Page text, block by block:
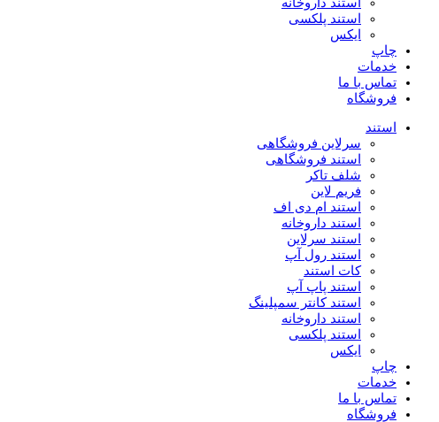
استند پلکسی
ایکس
چاپ
خدمات
تماس با ما
فروشگاه
استند
سرلاین فروشگاهی
استند فروشگاهی
شلف تاکر
فریم لاین
استند ام دی اف
استند داروخانه
استند سرلاین
استند رول آپ
کات استند
استند پاپ آپ
استند کانتر سمپلینگ
استند داروخانه
استند پلکسی
ایکس
چاپ
خدمات
تماس با ما
فروشگاه